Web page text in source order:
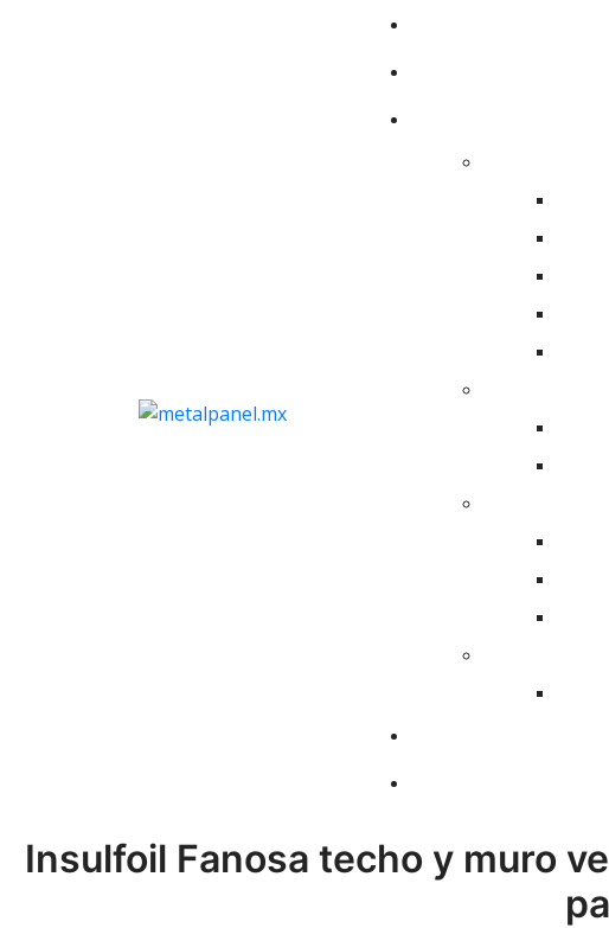
Insulfoil Fanosa techo y muro